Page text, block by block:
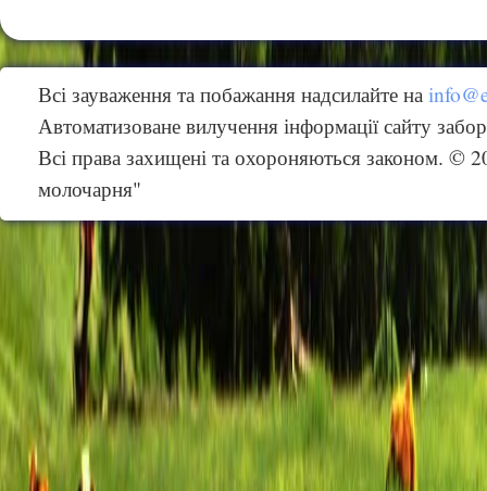
Всі зауваження та побажання надсилайте на
Автоматизоване вилучення інформації сайту
Всі права захищені та охороняються законом. ©
молочарня"